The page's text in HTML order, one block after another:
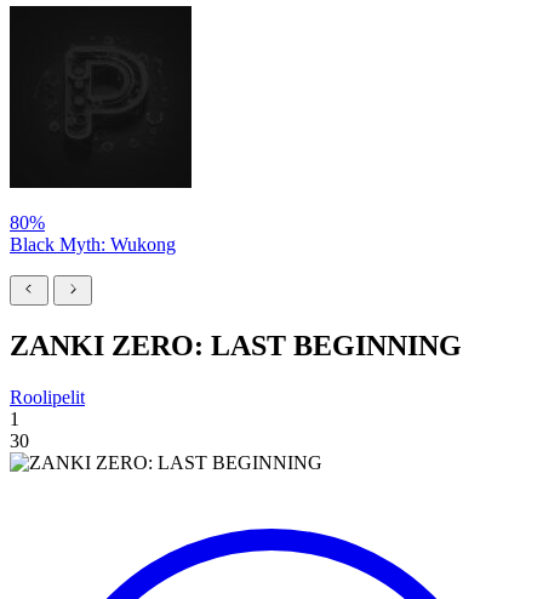
80%
Black Myth: Wukong
ZANKI ZERO: LAST BEGINNING
Roolipelit
1
30